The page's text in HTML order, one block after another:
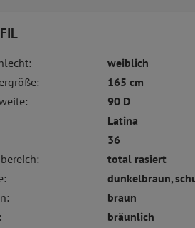
weiblich
165 cm
90 D
Latina
36
total rasiert
dunkelbraun,
braun
bräunlich